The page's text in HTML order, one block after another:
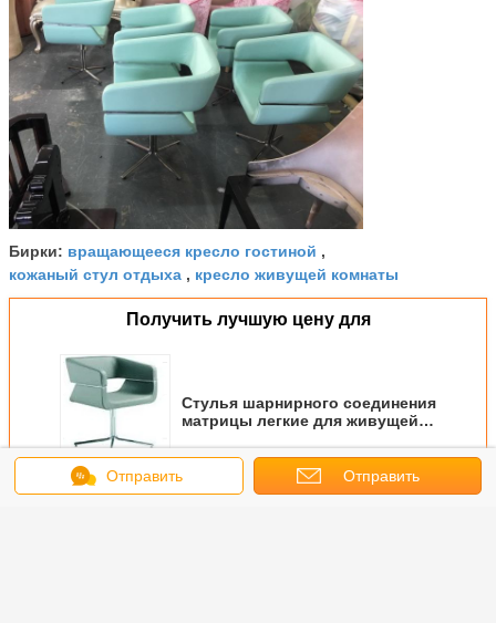
Бирки: вращающееся кресло гостиной ,
кожаный стул отдыха , кресло живущей комнаты
Получить лучшую цену для
Стулья шарнирного соединения
матрицы легкие для живущей
узнаваемой
Продолжать
Отправить Отправить